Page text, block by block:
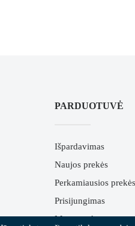
PARDUOTUVĖ
Išpardavimas
Naujos prekės
Perkamiausios prekės
Prisijungimas
Mano paskyra